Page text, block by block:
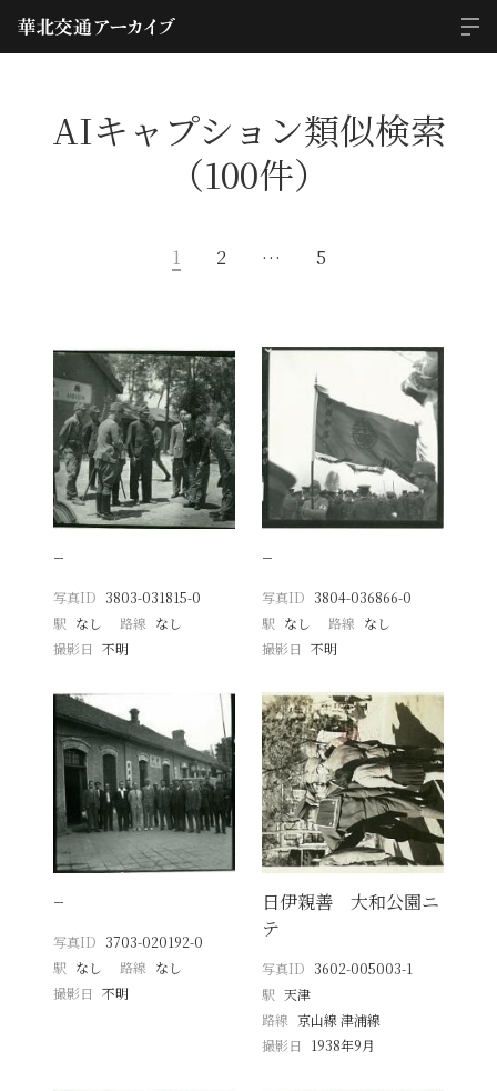
AIキャプション類似検索
（100件）
1 2 … 5
−
写真ID 3803-031815-0
駅 なし 路線 なし
撮影日
不明
−
写真ID 3804-036866-0
駅 なし 路線 なし
撮影日 不明
−
写真ID 3703-020192-0
駅 なし 路線 なし
撮影日
不明
日伊親善 大和公園ニ
テ
写真ID 3602-005003-1
駅 天津
路線 京山線 津浦線
撮影日
1938年9月